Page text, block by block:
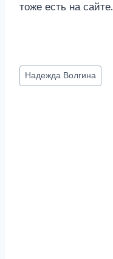
тоже есть на сайте.
Метки
записи:
Надежда Волгина